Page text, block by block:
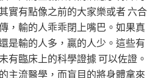
實有點像之前的大家樂或者 六合
，輸的人乖乖閉上嘴巴。如果真
是輸的人多，贏的人少。這些有
有臨床上的科學證據 可以佐證。
主流醫學，而盲目的將身體拿來